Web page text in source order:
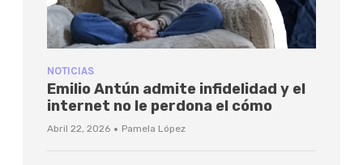
NOTICIAS
Emilio Antún admite infidelidad y el
internet no le perdona el cómo
Abril 22, 2026 · Pamela López